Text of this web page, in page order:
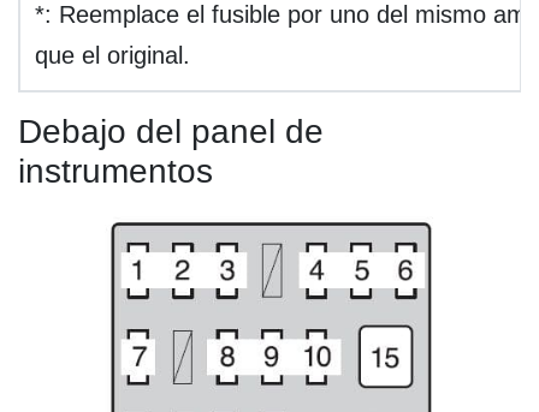
*: Reemplace el fusible por uno del mismo
que el original.
Debajo del panel de
instrumentos